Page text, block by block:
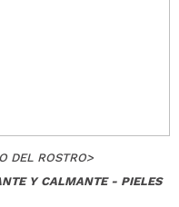
DEL ROSTRO>
Y CALMANTE - PIELES